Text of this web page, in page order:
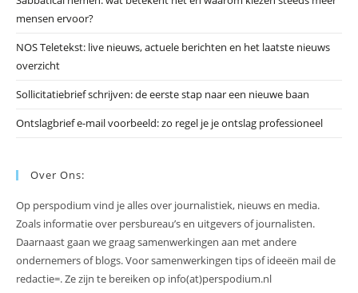
mensen ervoor?
NOS Teletekst: live nieuws, actuele berichten en het laatste nieuws
overzicht
Sollicitatiebrief schrijven: de eerste stap naar een nieuwe baan
Ontslagbrief e-mail voorbeeld: zo regel je je ontslag professioneel
Over Ons:
Op perspodium vind je alles over journalistiek, nieuws en media.
Zoals informatie over persbureau’s en uitgevers of journalisten.
Daarnaast gaan we graag samenwerkingen aan met andere
ondernemers of blogs. Voor samenwerkingen tips of ideeën mail de
redactie=. Ze zijn te bereiken op info(at)perspodium.nl